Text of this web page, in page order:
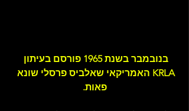
בנובמבר בשנת 1965 פורסם בעיתון
KRLA האמריקאי שאלביס פרסלי שונא
פאות.